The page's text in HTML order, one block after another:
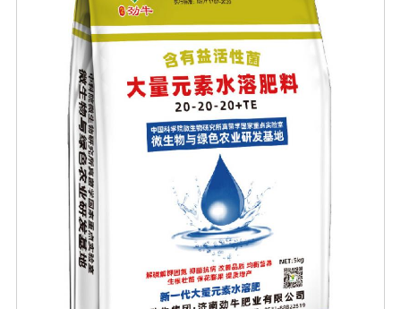
同作物的肥料特点，相应的肥料配方不同，市场销售蔬
菜、果树、花卉、食品、棉花、油等作物专用水溶性肥
料。使用技巧：1．避免直接冲施，要采取二次稀释法。由
于水溶性肥料有别于一般的复合肥料，所以农民就不能够
按常规施肥方法，造成施肥不均匀，出现烧苗伤根，苗小
苗弱等现象，二次稀释保证冲肥均匀，提高肥料利用率。
2．严格控制施肥量。水溶肥比一般复合肥养分含量高，用
量相对较少。由于其速效性强，难以在土壤中长期存留，
所以要严格控制施肥量，避免肥料流失即降低施肥的经济
效益，达不到高产优质高效的目的。3．尽量单用或与非碱
性的农药混用。比如在蔬菜出现缺素症或根系生长不良
时，不少农民多采用喷施水溶肥的方法加以缓解。在此提
醒农民朋友，水溶肥要尽量单独施用或与非碱性的农药混
用，以免金属离子起反应产生沉淀，造成叶片肥害或药